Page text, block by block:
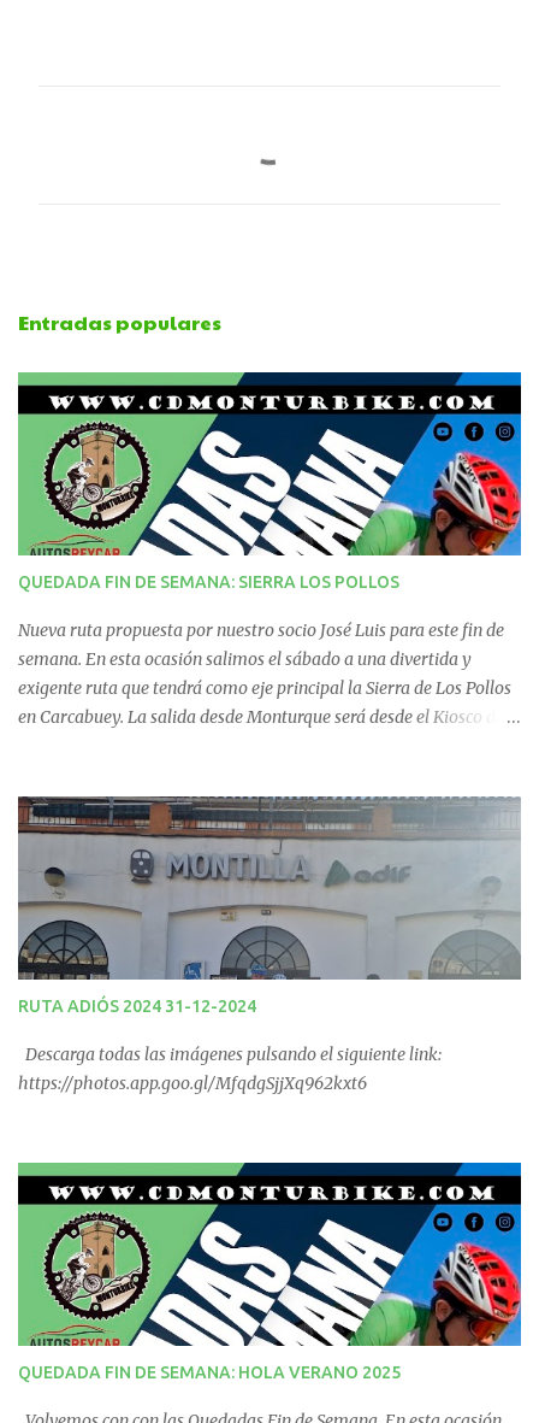
t
a
r
i
o
s
Entradas populares
QUEDADA FIN DE SEMANA: SIERRA LOS POLLOS
Nueva ruta propuesta por nuestro socio José Luis para este fin de
semana. En esta ocasión salimos el sábado a una divertida y
exigente ruta que tendrá como eje principal la Sierra de Los Pollos
en Carcabuey. La salida desde Monturque será desde el Kiosco de
Quedadas Fin de Semana 2025.
RUTA ADIÓS 2024 31-12-2024
Descarga todas las imágenes pulsando el siguiente link:
https://photos.app.goo.gl/MfqdgSjjXq962kxt6
QUEDADA FIN DE SEMANA: HOLA VERANO 2025